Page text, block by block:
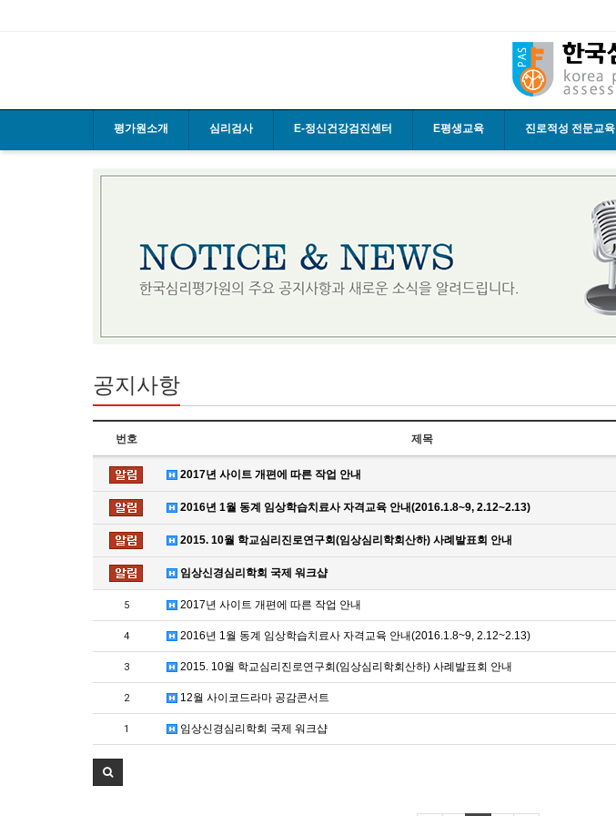
평가원소개 심리검사 E-정신건강검진센터 E평생교육 진로적성 전문교육
공지사항
번호 제목
2017년 사이트 개편에 따른 작업 안내
2016년 1월 동계 임상학습치료사 자격교육 안내(2016.1.8~9, 2.12~2.13)
2015. 10월 학교심리진로연구회(임상심리학회산하) 사례발표회 안내
임상신경심리학회 국제 워크샵
5 2017년 사이트 개편에 따른 작업 안내
4 2016년 1월 동계 임상학습치료사 자격교육 안내(2016.1.8~9, 2.12~2.13)
3 2015. 10월 학교심리진로연구회(임상심리학회산하) 사례발표회 안내
2 12월 사이코드라마 공감콘서트
1 임상신경심리학회 국제 워크샵